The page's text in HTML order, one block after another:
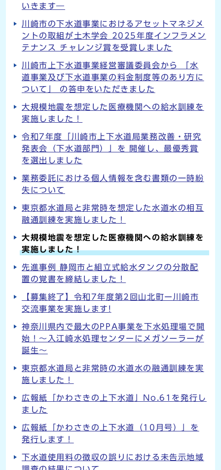
いきます―
川崎市の下水道事業におけるアセットマネジメ
ントの取組が土木学会 2025年度インフラメン
テナンス チャレンジ賞を受賞しました
川崎市上下水道事業経営審議委員会から 「水
道事業及び下水道事業の料金制度等のあり方に
ついて」 の答申をいただきました
大規模地震を想定した医療機関への給水訓練を
実施しました！
令和7年度「川崎市上下水道局業務改善・研究
発表会（下水道部門）」を 開催し、最優秀賞
を選出しました
業務委託における個人情報を含む書類の一時紛
失について
東京都水道局と非常時を想定した水道水の相互
融通訓練を実施しました！
大規模地震を想定した医療機関への給水訓練を
実施しました！
先進事例 静岡市と組立式給水タンクの分散配
置の覚書を締結しました！
【募集終了】令和7年度第2回山北町ー川崎市
交流事業を実施します!
神奈川県内で最大のPPA事業を下水処理場で開
始！～入江崎水処理センターにメガソーラーが
誕生～
東京都水道局と非常時の水道水の融通訓練を実
施しました！
広報紙「かわさきの上下水道」No.61を発行し
ました
広報紙「かわさきの上下水道（10月号）」を
発行します！
下水道使用料の徴収の誤りにおける未告示地域